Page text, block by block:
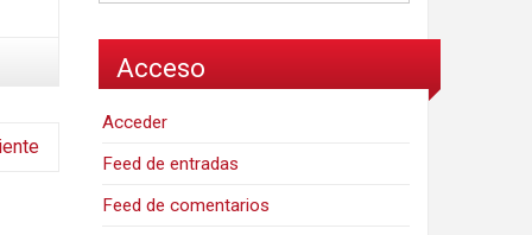
Acceso
Acceder
Feed de entradas
Feed de comentarios